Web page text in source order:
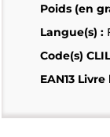
Poids (en
Langue(s) :
Code(s)
EAN13